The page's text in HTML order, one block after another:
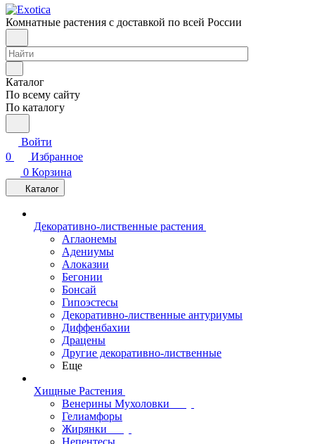
Комнатные растения с доставкой по всей России
Каталог
По всему сайту
По каталогу
Войти
0
Избранное
0 Корзина
Каталог
Декоративно-лиственные растения
Аглаонемы
Адениумы
Алоказии
Бегонии
Бонсай
Гипоэстесы
Декоративно-лиственные антуриумы
Диффенбахии
Драцены
Другие декоративно-лиственные
Еще
Хищные Растения
Венерины Мухоловки
Гелиамфоры
Жирянки
Непентесы